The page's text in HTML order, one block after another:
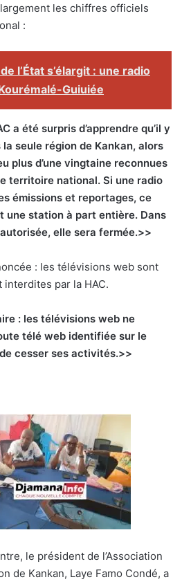
les chiffres officiels
:
l’État s’élargit : une radio
Guiuiée
a été surpris d’apprendre qu’il y
seule région de Kankan, alors
plus d’une vingtaine reconnues
territoire national. Si une radio
émissions et reportages, ce
une station à part entière. Dans
elle sera fermée.>>
: les télévisions web sont
par la HAC.
: les télévisions web ne
télé web identifiée sur le
cesser ses activités.>>
le président de l’Association
de Kankan, Laye Famo Condé, a